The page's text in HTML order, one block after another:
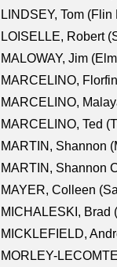
LINDSEY, Tom (Flin
LOISELLE, Robert
MALOWAY, Jim
MARCELINO,
MARCELINO,
MARCELINO, Ted
MARTIN, Shannon
MARTIN, Shannon
MAYER, Colleen
MICHALESKI, Brad
MICKLEFIELD,
MORLEY-